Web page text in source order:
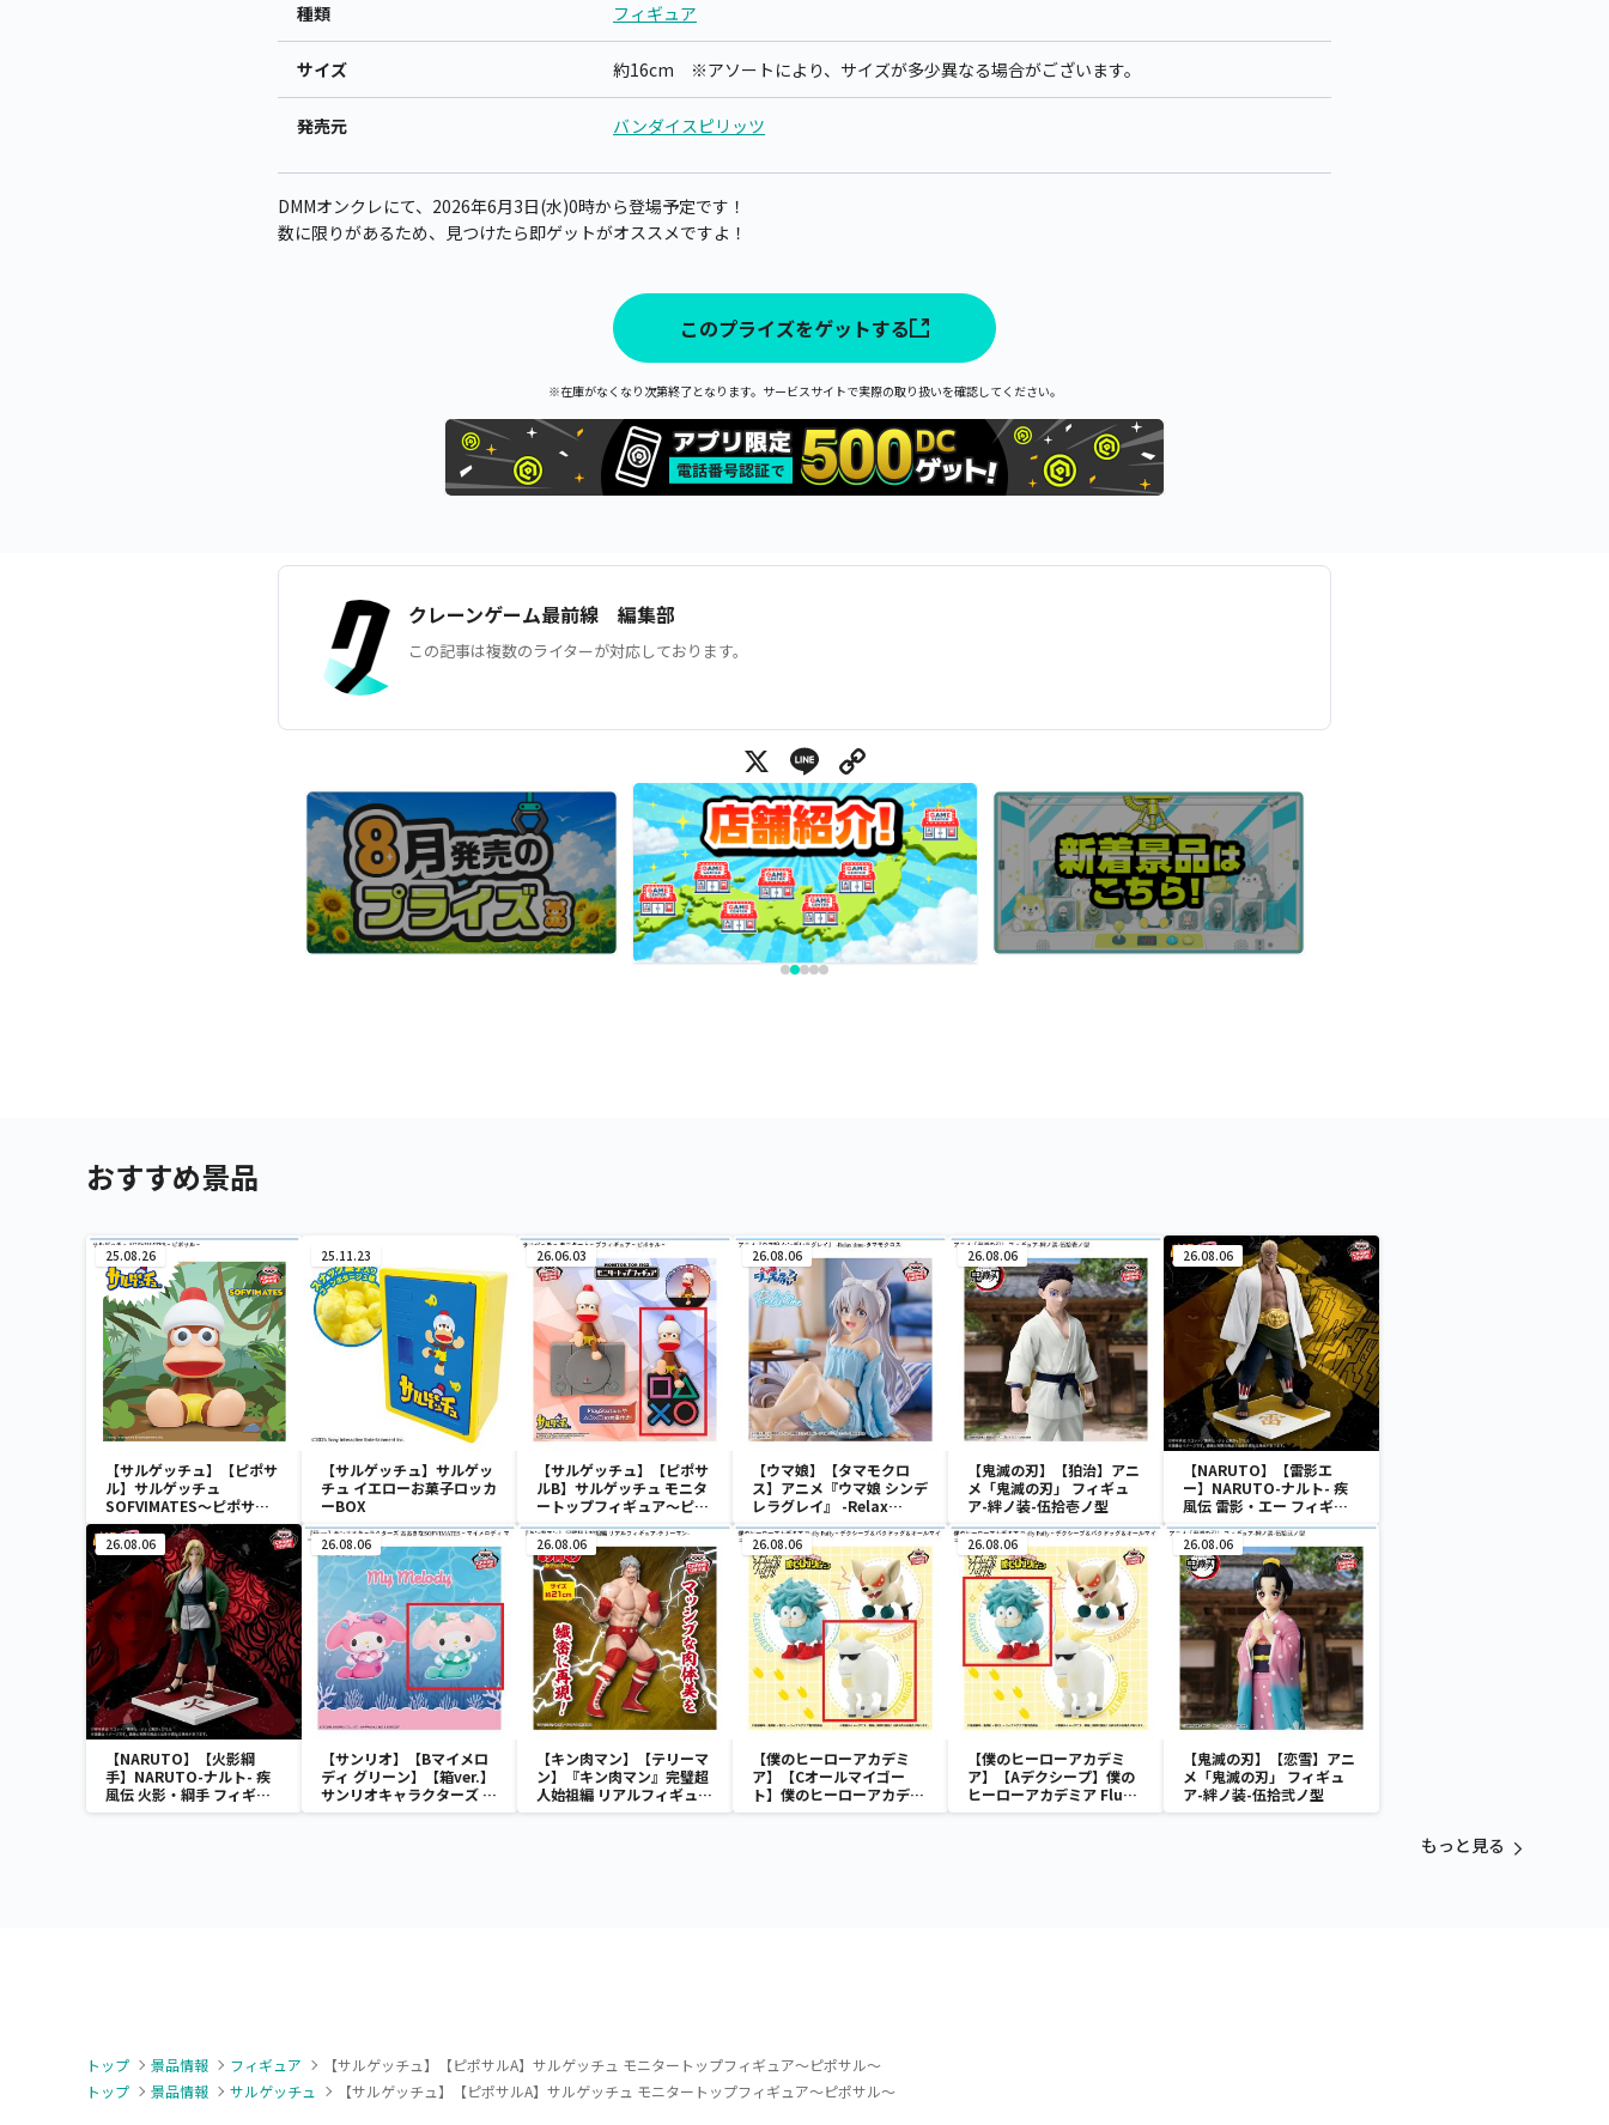
種類 フィギュア
サイズ 約16cm ※アソートにより、サイズが多少異なる場合がございます。
発売元 バンダイスピリッツ
DMMオンクレにて、2026年6月3日(水)0時から登場予定です！
数に限りがあるため、見つけたら即ゲットがオススメですよ！
このプライズをゲットする
※在庫がなくなり次第終了となります。サービスサイトで実際の取り扱いを確認してください。
クレーンゲーム最前線 編集部
この記事は複数のライターが対応しております。
X Line
おすすめ景品
25.08.26
【サルゲッチュ】【ピポサ
ル】サルゲッチュ
SOFVIMATES～ピポサル
～
25.11.23
【サルゲッチュ】サルゲッ
チュ イエローお菓子ロッカ
ーBOX
26.06.03
【サルゲッチュ】【ピポサ
ルB】サルゲッチュ モニタ
ートップフィギュア～ピポ
サル～
26.08.06
【ウマ娘】【タマモクロ
ス】アニメ『ウマ娘 シンデ
レラグレイ』 -Relax
time-タマモクロス
26.08.06
【鬼滅の刃】【狛治】アニ
メ「鬼滅の刃」 フィギュ
ア-絆ノ装-伍拾壱ノ型
26.08.06
【NARUTO】【雷影エ
ー】NARUTO-ナルト- 疾
風伝 雷影・エー フィギュ
ア～五影集結…!!～
26.08.06
【NARUTO】【火影綱
手】NARUTO-ナルト- 疾
風伝 火影・綱手 フィギュ
ア～五影集結…!!～
26.08.06
【サンリオ】【Bマイメロ
ディ グリーン】【箱ver.】
サンリオキャラクターズ お
おきなSOFVIMATES～マ
26.08.06
【キン肉マン】【テリーマ
ン】『キン肉マン』完璧超
人始祖編 リアルフィギュ
ア-テリーマン-
26.08.06
【僕のヒーローアカデミ
ア】【Cオールマイゴー
ト】僕のヒーローアカデミ
ア Fluffy Puffy～デクシー
26.08.06
【僕のヒーローアカデミ
ア】【Aデクシープ】僕の
ヒーローアカデミア Fluffy
Puffy～デクシープ＆バク
26.08.06
【鬼滅の刃】【恋雪】アニ
メ「鬼滅の刃」 フィギュ
ア-絆ノ装-伍拾弐ノ型
もっと見る
トップ 景品情報 フィギュア
【サルゲッチュ】【ピポサルA】サルゲッチュ モニタートップフィギュア～ピポサル～
トップ
景品情報 サルゲッチュ 【サルゲッチュ】【ピポサルA】サルゲッチュ モニタートップフィギュア～ピポサル～